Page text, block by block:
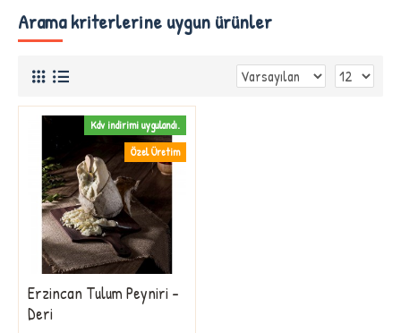
Arama kriterlerine uygun ürünler
Özel Üretim
Kdv indirimi uygulandı.
Erzincan Tulum Peyniri -
Deri